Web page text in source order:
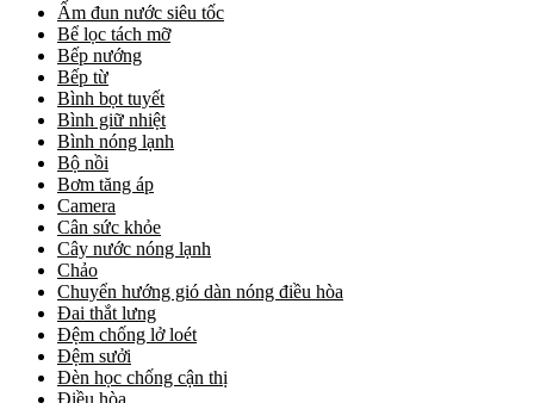
Ấm đun nước siêu tốc
Bể lọc tách mỡ
Bếp nướng
Bếp từ
Bình bọt tuyết
Bình giữ nhiệt
Bình nóng lạnh
Bộ nồi
Bơm tăng áp
Camera
Cân sức khỏe
Cây nước nóng lạnh
Chảo
Chuyển hướng gió dàn nóng điều hòa
Đai thắt lưng
Đệm chống lở loét
Đệm sưởi
Đèn học chống cận thị
Điều hòa